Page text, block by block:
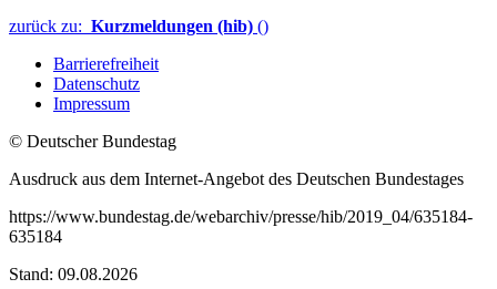
zurück zu: Kurzmeldungen (hib) ()
Barrierefreiheit
Datenschutz
Impressum
© Deutscher Bundestag
Ausdruck aus dem Internet-Angebot des Deutschen Bundestages
https://www.bundestag.de/webarchiv/presse/hib/2019_04/635184-
635184
Stand: 09.08.2026